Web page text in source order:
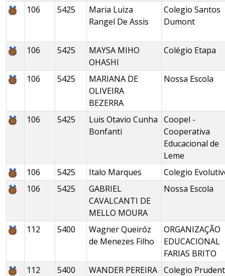
106
5425
Maria Luiza
Rangel De Assis
Colegio Santos
Dumont
106 5425
MAYSA MIHO
OHASHI
Colégio Etapa
106 5425
MARIANA DE
OLIVEIRA
BEZERRA
Nossa Escola
106 5425
Luis Otavio Cunha
Bonfanti
Coopel -
Cooperativa
Educacional de
Leme
106
5425 Italo Marques
Colegio
106
5425
GABRIEL
CAVALCANTI DE
MELLO MOURA
Nossa Escola
112 5400
Wagner Queiróz
de Menezes Filho
ORGANIZAÇÃO
EDUCACIONAL
FARIAS BRITO
112
5400
WANDER PEREIRA Colegio